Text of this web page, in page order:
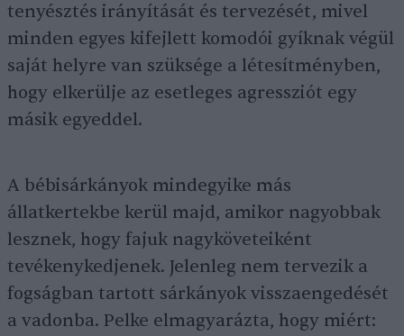
tenyésztés irányítását és tervezését, mivel
minden egyes kifejlett komodói gyíknak végül
saját helyre van szüksége a létesítményben,
hogy elkerülje az esetleges agressziót egy
másik egyeddel.
A bébisárkányok mindegyike más
állatkertekbe kerül majd, amikor nagyobbak
lesznek, hogy fajuk nagyköveteiként
tevékenykedjenek. Jelenleg nem tervezik a
fogságban tartott sárkányok visszaengedését
a vadonba. Pelke elmagyarázta, hogy miért: